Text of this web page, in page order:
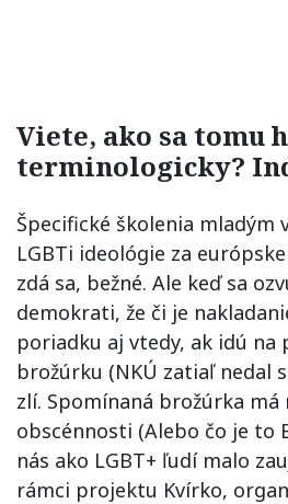
Viete, ako sa tomu
terminologicky?
Špecifické školenia mladým
LGBTi ideológie za
zdá sa, bežné. Ale keď sa
demokrati, že či je
poriadku aj vtedy, ak idú na
brožúrku (NKÚ zatiaľ nedal
zlí. Spomínaná brožúrka má
obscénnosti (Alebo čo je to
nás ako LGBT+ ľudí malo
rámci projektu Kvírko,